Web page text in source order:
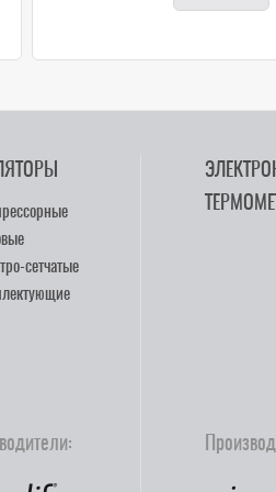
сетчатые